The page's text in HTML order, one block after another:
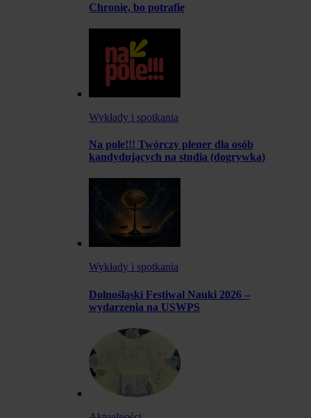
Chronię, bo potrafię
Wykłady i spotkania
Na pole!!! Twórczy plener dla osób
kandydujących na studia (dogrywka)
Wykłady i spotkania
Dolnośląski Festiwal Nauki 2026 –
wydarzenia na USWPS